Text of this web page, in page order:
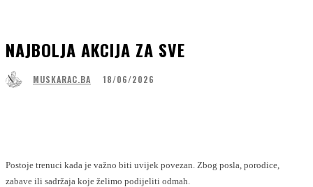
NAJBOLJA AKCIJA ZA SVE
MUSKARAC.BA 18/06/2026
Postoje trenuci kada je važno biti uvijek povezan. Zbog posla, porodice,
zabave ili sadržaja koje želimo podijeliti odmah.